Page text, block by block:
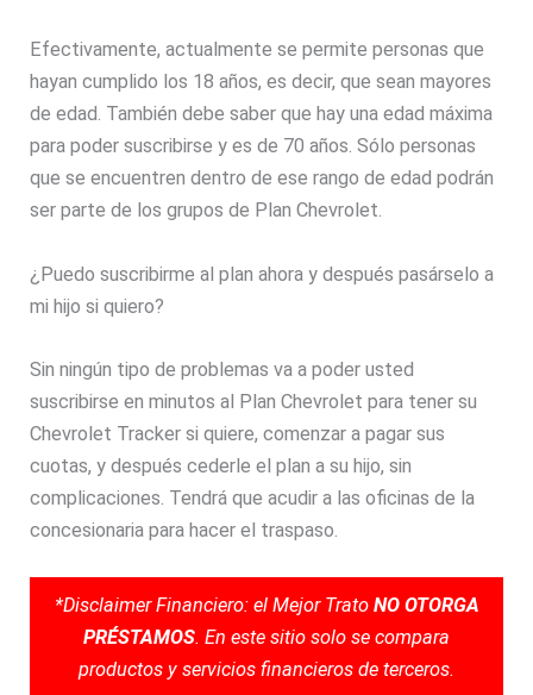
Efectivamente, actualmente se permite personas que
hayan cumplido los 18 años, es decir, que sean mayores
de edad. También debe saber que hay una edad máxima
para poder suscribirse y es de 70 años. Sólo personas
que se encuentren dentro de ese rango de edad podrán
ser parte de los grupos de Plan Chevrolet.
¿Puedo suscribirme al plan ahora y después pasárselo a
mi hijo si quiero?
Sin ningún tipo de problemas va a poder usted
suscribirse en minutos al Plan Chevrolet para tener su
Chevrolet Tracker si quiere, comenzar a pagar sus
cuotas, y después cederle el plan a su hijo, sin
complicaciones. Tendrá que acudir a las oficinas de la
concesionaria para hacer el traspaso.
*Disclaimer Financiero: el Mejor Trato NO OTORGA
PRÉSTAMOS. En este sitio solo se compara
productos y servicios financieros de terceros.